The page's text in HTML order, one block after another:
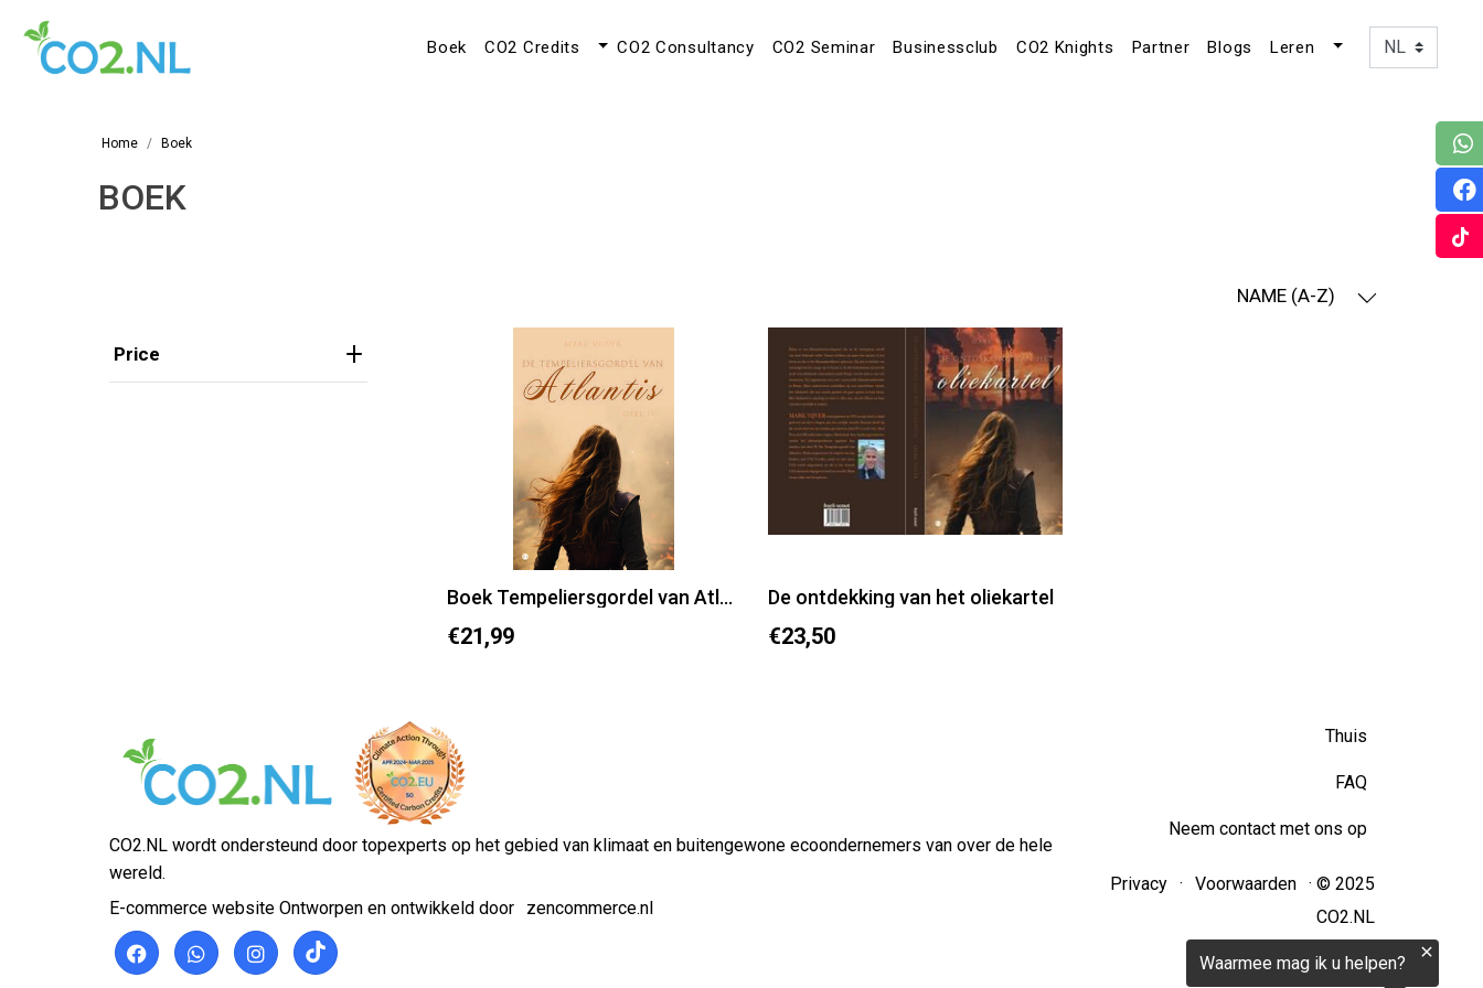
Boek CO2 Credits CO2 Consultancy CO2 Seminar Businessclub CO2 Knights Partner Blogs Leren
Home Boek
BOEK
NAME (A-Z)
Price
Boek Tempeliersgordel van Atlantis
€21,99
De ontdekking van het oliekartel
€23,50
CO2.NL wordt ondersteund door topexperts op het gebied van klimaat en buitengewone ecoondernemers van over de hele
wereld.
E-commerce website Ontworpen en ontwikkeld door
zencommerce.nl
Thuis
FAQ
Neem contact met ons op
Privacy · Voorwaarden
· © 2025
CO2.NL